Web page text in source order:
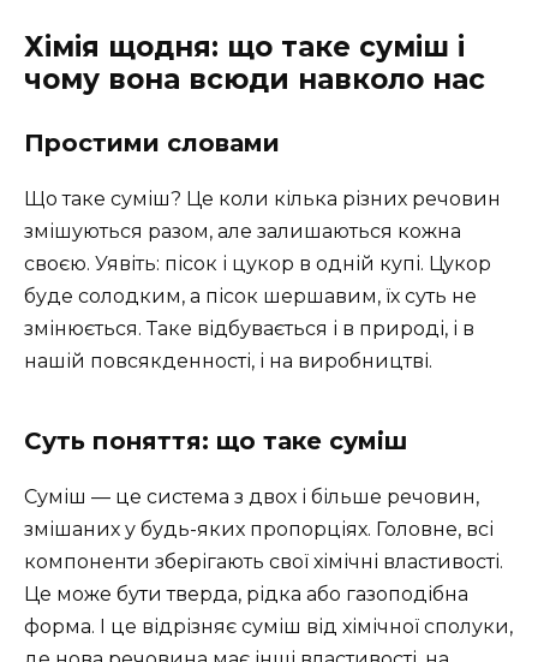
Хімія щодня: що таке суміш і
чому вона всюди навколо нас
Простими словами
Що таке суміш? Це коли кілька різних речовин
змішуються разом, але залишаються кожна
своєю. Уявіть: пісок і цукор в одній купі. Цукор
буде солодким, а пісок шершавим, їх суть не
змінюється. Таке відбувається і в природі, і в
нашій повсякденності, і на виробництві.
Суть поняття: що таке суміш
Суміш — це система з двох і більше речовин,
змішаних у будь-яких пропорціях. Головне, всі
компоненти зберігають свої хімічні властивості.
Це може бути тверда, рідка або газоподібна
форма. І це відрізняє суміш від хімічної сполуки,